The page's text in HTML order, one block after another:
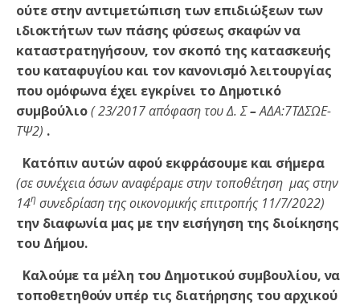
ούτε στην αντιμετώπιση των επιδιώξεων των
ιδιοκτήτων των πάσης φύσεως σκαφών να
καταστρατηγήσουν, τον σκοπό της κατασκευής
του καταφυγίου και τον κανονισμό λειτουργίας
που ομόφωνα έχει εγκρίνει το Δημοτικό
συμβούλιο( 23/2017 απόφαση του Δ. Σ–ΑΔΑ:7ΤΔΣΩΕ-
ΤΨ2) .
Κατόπιν αυτών αφού εκφράσουμε και σήμερα
(σε συνέχεια όσων αναφέραμε στην τοποθέτηση μας στην
14ησυνεδρίαση της οικονομικής επιτροπής 11/7/2022)
την διαφωνία μας με την εισήγηση της διοίκησης
του Δήμου.
Καλούμε τα μέλη του Δημοτικού συμβουλίου, να
τοποθετηθούν υπέρ τις διατήρησης του αρχικού